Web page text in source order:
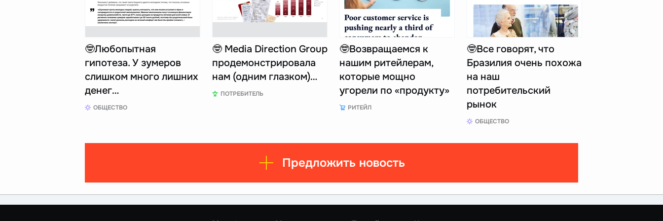
🤓Любопытная
гипотеза. У зумеров
слишком много лишних
денег…
ОБЩЕСТВО
🤓 Media Direction Group
продемонстрировала
нам (одним глазком)…
ПОТРЕБИТЕЛЬ
🤓Возвращаемся к
нашим ритейлерам,
которые мощно
угорели по «продукту»
РИТЕЙЛ
🤓Все говорят, что
Бразилия очень похожа
на наш
потребительский
рынок
ОБЩЕСТВО
Предложить новость